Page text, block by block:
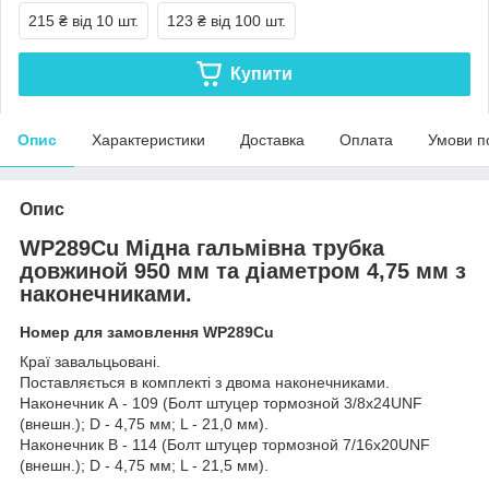
215 ₴ від 10 шт. 123 ₴ від 100 шт.
Купити
Опис Характеристики Доставка Оплата Умови
Опис
WP289Cu Мідна гальмівна трубка
довжиной 950 мм та діаметром 4,75 мм з
наконечниками.
Номер для замовлення WP289Cu
Краї завальцьовані.
Поставляється в комплекті з двома наконечниками.
Наконечник А - 109 (Болт штуцер тормозной 3/8х24UNF
(внешн.); D - 4,75 мм; L - 21,0 мм).
Наконечник В - 114 (Болт штуцер тормозной 7/16х20UNF
(внешн.); D - 4,75 мм; L - 21,5 мм).